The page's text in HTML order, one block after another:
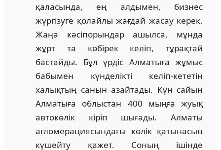
қаласында, ең алдымен, бизнес
жүргізуге қолайлы жағдай жасау керек.
Жаңа кәсіпорындар ашылса, мұнда
жұрт та көбірек келіп, тұрақтай
бастайды. Бұл үрдіс Алматыға жұмыс
бабымен күнделікті келіп-кететін
халықтың санын азайтады. Күн сайын
Алматыға облыстан 400 мыңға жуық
автокөлік кіріп шығады. Алматы
агломерациясындағы көлік қатынасын
күшейту қажет. Соның ішінде